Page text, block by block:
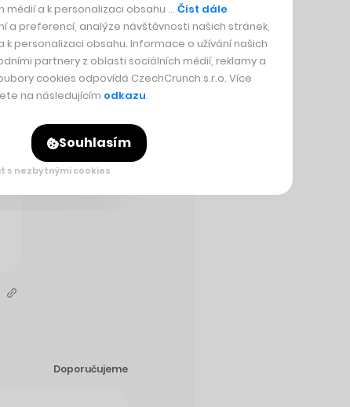
Doporučujeme
a k personalizaci obsahu … Číst dále
a preferencí, analýze návštěvnosti našich stránek,
personalizaci obsahu. Informace o užívání našich
partnery z oblasti sociálních médií, reklamy a
cookies odpovídá CzechCrunch s.r.o. Více
na následujícím odkazu.
Souhlasím
s nezbytnými cookies